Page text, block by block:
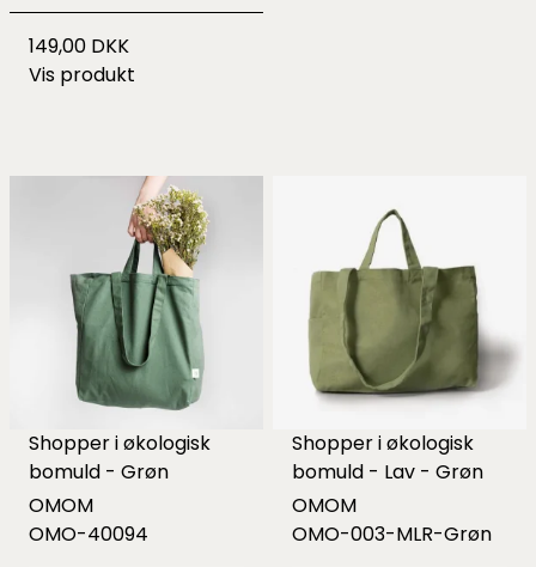
149,00 DKK
Vis produkt
Shopper i økologisk
bomuld - Grøn
OMOM
OMO-40094
Shopper i økologisk
bomuld - Lav - Grøn
OMOM
OMO-003-MLR-Grøn